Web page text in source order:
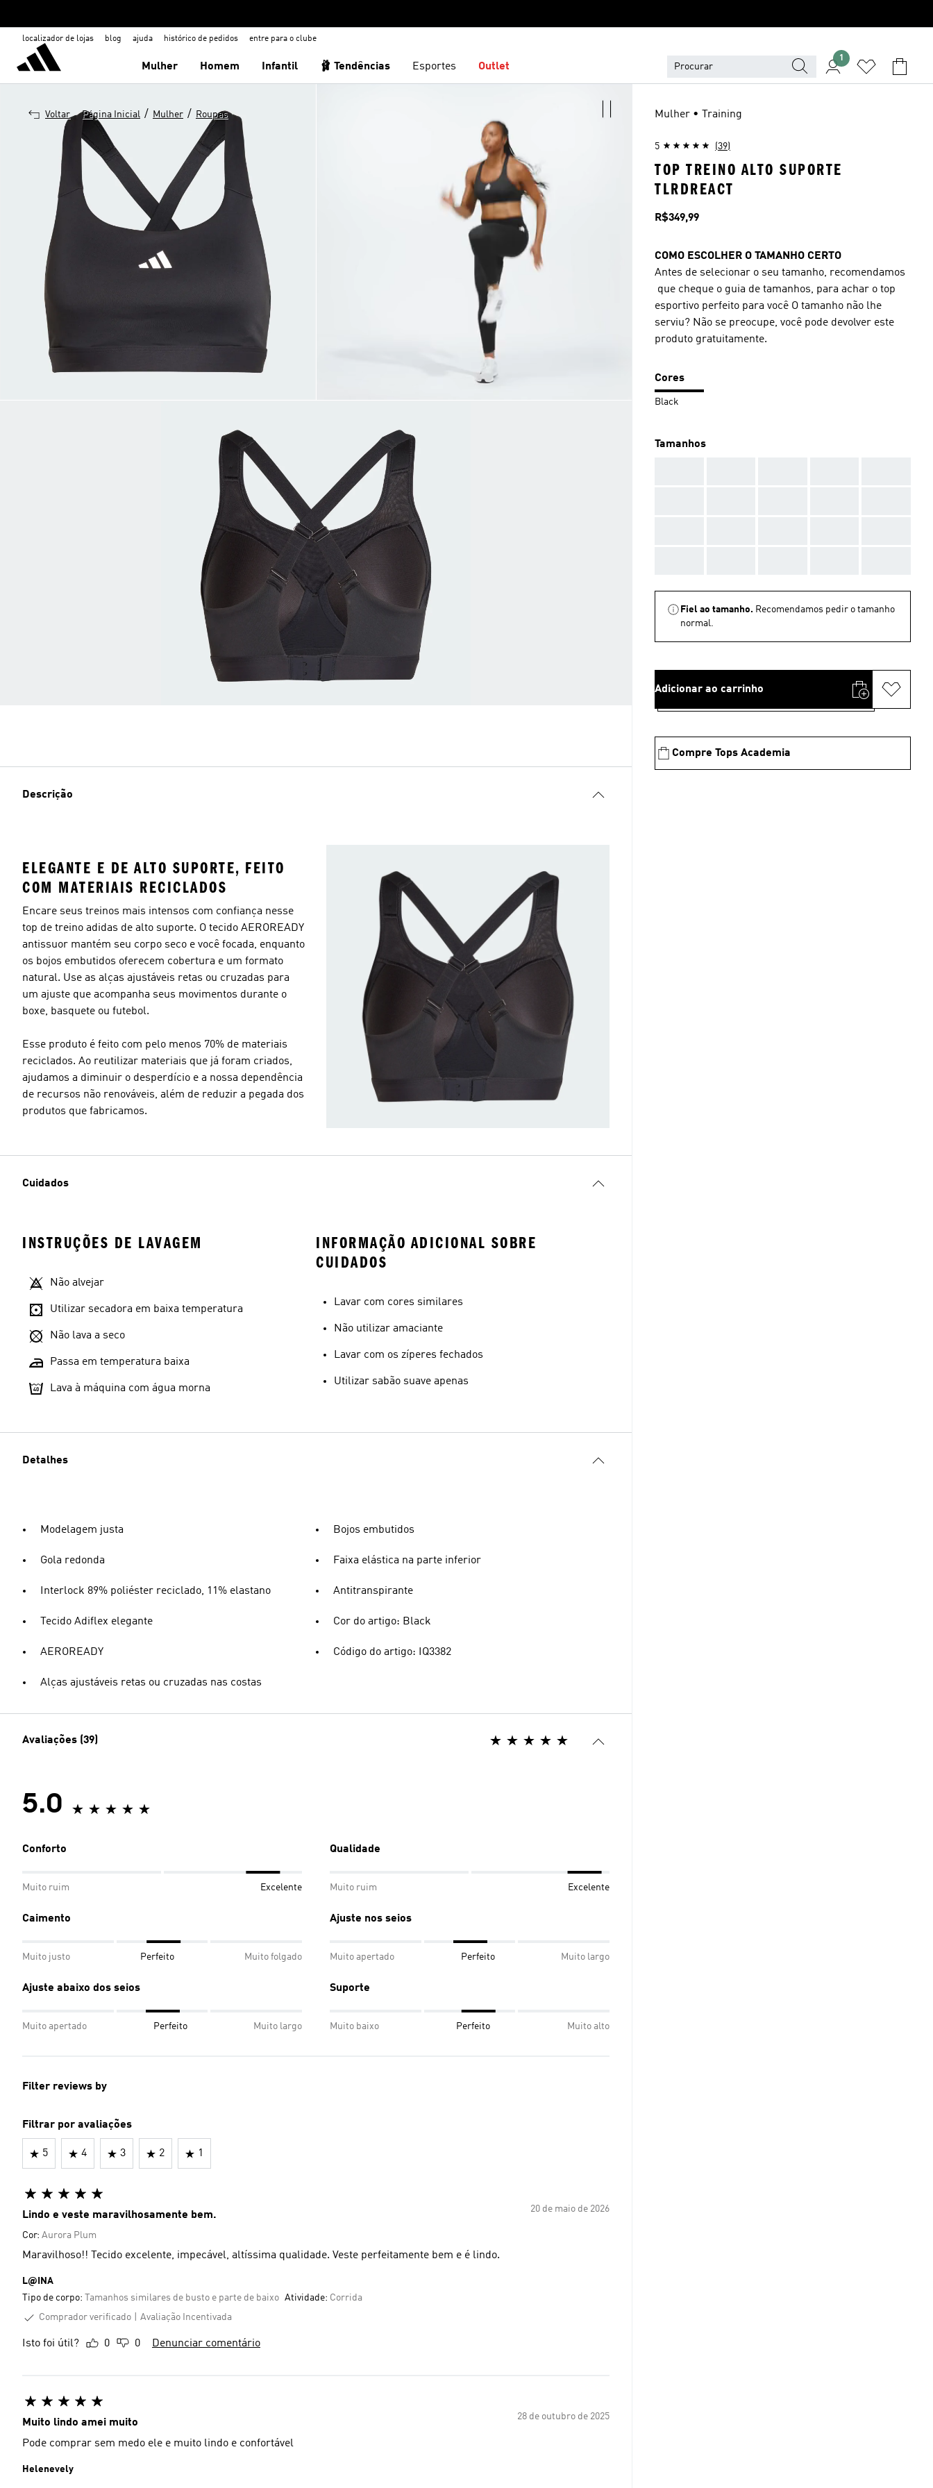
localizador de lojas blog ajuda histórico de pedidos entre para o clube
Mulher Homem Infantil 🩰 Tendências Esportes Outlet
1
Voltar Página Inicial / Mulher / Roupas
Descrição
ELEGANTE E DE ALTO SUPORTE, FEITO
COM MATERIAIS RECICLADOS
Encare seus treinos mais intensos com confiança nesse
top de treino adidas de alto suporte. O tecido AEROREADY
antissuor mantém seu corpo seco e você focada, enquanto
os bojos embutidos oferecem cobertura e um formato
natural. Use as alças ajustáveis retas ou cruzadas para
um ajuste que acompanha seus movimentos durante o
boxe, basquete ou futebol.
Esse produto é feito com pelo menos 70% de materiais
reciclados. Ao reutilizar materiais que já foram criados,
ajudamos a diminuir o desperdício e a nossa dependência
de recursos não renováveis, além de reduzir a pegada dos
produtos que fabricamos.
Cuidados
INSTRUÇÕES DE LAVAGEM
Não alvejar
Utilizar secadora em baixa temperatura
Não lava a seco
Passa em temperatura baixa
Lava à máquina com água morna
INFORMAÇÃO ADICIONAL SOBRE
CUIDADOS
Lavar com cores similares
Não utilizar amaciante
Lavar com os zíperes fechados
Utilizar sabão suave apenas
Detalhes
Modelagem justa
Gola redonda
Interlock 89% poliéster reciclado, 11% elastano
Tecido Adiflex elegante
AEROREADY
Alças ajustáveis retas ou cruzadas nas costas
Bojos embutidos
Faixa elástica na parte inferior
Antitranspirante
Cor do artigo: Black
Código do artigo: IQ3382
Avaliações (39)
5.0
Conforto
Muito ruim Excelente
Qualidade
Muito ruim Excelente
Caimento
Muito justo Perfeito Muito folgado
Ajuste nos seios
Muito apertado Perfeito Muito largo
Ajuste abaixo dos seios
Muito apertado Perfeito Muito largo
Suporte
Muito baixo Perfeito Muito alto
Filter reviews by
Filtrar por avaliações
5 4 3 2 1
20 de maio de 2026
Lindo e veste maravilhosamente bem.
Cor: Aurora Plum
Maravilhoso!! Tecido excelente, impecável, altíssima qualidade. Veste perfeitamente bem e é lindo.
L@INA
Tipo de corpo:
Tamanhos similares de busto e parte de baixo Atividade: Corrida
Comprador verificado
Avaliação Incentivada
Isto foi útil? 0 0 Denunciar comentário
28 de outubro de 2025
Muito lindo amei muito
Pode comprar sem medo ele e muito lindo e confortável
Helenevely
Mulher • Training
5 (39)
TOP TREINO ALTO SUPORTE
TLRDREACT
Preço
R$349,99
COMO ESCOLHER O TAMANHO CERTO
Antes de selecionar o seu tamanho, recomendamos
que cheque o guia de tamanhos, para achar o top
esportivo perfeito para você O tamanho não lhe
serviu? Não se preocupe, você pode devolver este
produto gratuitamente.
Cores
Black
Tamanhos
Fiel ao tamanho. Recomendamos pedir o tamanho
normal.
Adicionar ao carrinho
Compre Tops Academia